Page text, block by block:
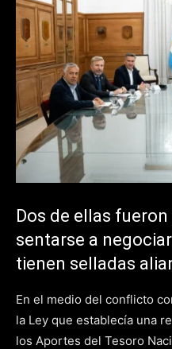
Dos de ellas
sentarse a
tienen selladas
En el medio del conflicto
la Ley que establecía una
los Aportes del Tesoro